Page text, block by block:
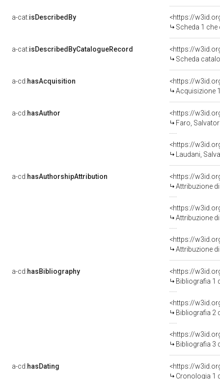
a-cat:isDescribedBy
<https://
Scheda 1
a-cat:isDescribedByCatalogueRecord
<https://
Scheda
a-cd:hasAcquisition
<https://
Acquisizione
a-cd:hasAuthor
<https://
Faro,
<https://
Laudani,
a-cd:hasAuthorshipAttribution
Attribuzione
<https://
Attribuzione
<https://
Attribuzione
a-cd:hasBibliography
<https://
Bibliografia 1
<https://
Bibliografia 2
<https://
Bibliografia 3
a-cd:hasDating
<https://
Cronologia 1